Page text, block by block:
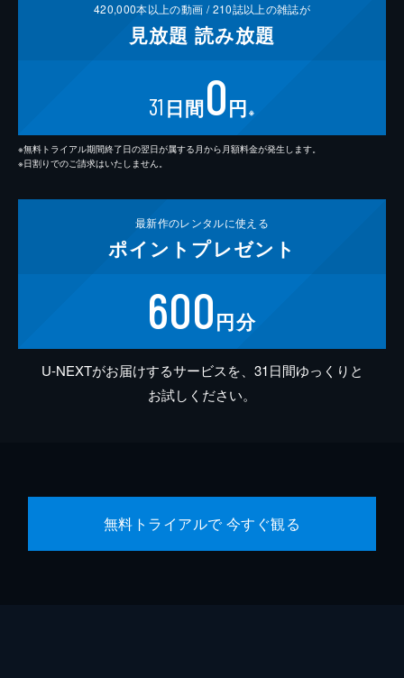
420,000本以上の動画 /210誌以上の雑誌が
見放題 読み放題
31 日間0円 ※
※無料トライアル期間終了日の翌日が属する月から月額料金が発生します。
※日割りでのご請求はいたしません。
最新作のレンタルに使える
ポイント プレゼント
600円分
U-NEXTがお届けするサービスを、31日間ゆっくりと
お試しください。
無料トライアルで 今すぐ観る